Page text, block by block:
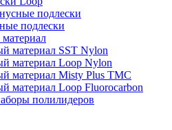
подлески
подлески
материал SST Nylon
материал Loop Nylon
материал Misty Plus TMC
материал Loop Fluorocarbon
полилидеров